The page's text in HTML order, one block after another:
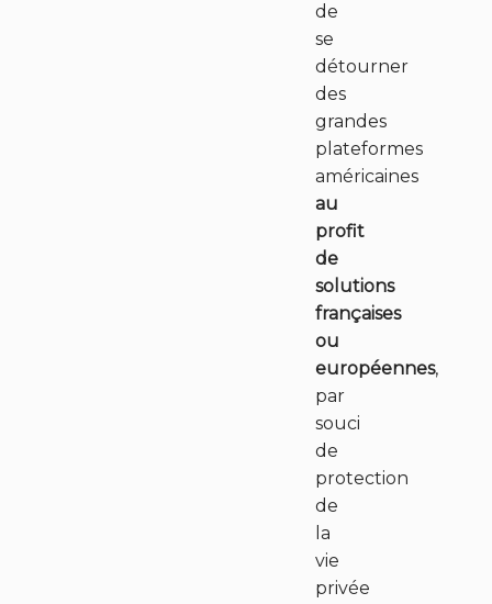
de
se
détourner
des
grandes
plateformes
américaines
au
profit
de
solutions
françaises
ou
européennes,
par
souci
de
protection
de
la
vie
privée